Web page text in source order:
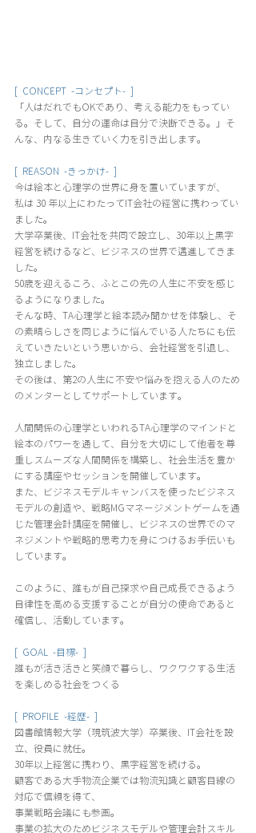
[  CONCEPT  -コンセプト-  ]
「人はだれでもOKであり、考える能力をもってい
る。そして、自分の運命は自分で決断できる。」そ
んな、内なる生きていく力を引き出します。
[  REASON  -きっかけ-  ]
今は絵本と心理学の世界に身を置いていますが、
私は 30 年以上にわたってIT会社の経営に携わってい
ました。
大学卒業後、IT会社を共同で設立し、30年以上黒字
経営を続けるなど、ビジネスの世界で邁進してきま
した。
50歳を迎えるころ、ふとこの先の人生に不安を感じ
るようになりました。
そんな時、TA心理学と絵本読み聞かせを体験し、そ
の素晴らしさを同じように悩んでいる人たちにも伝
えていきたいという思いから、会社経営を引退し、
独立しました。
その後は、第2の人生に不安や悩みを抱える人のため
のメンターとしてサポートしています。
人間関係の心理学といわれるTA心理学のマインドと
絵本のパワーを通して、自分を大切にして他者を尊
重しスムーズな人間関係を構築し、社会生活を豊か
にする講座やセッションを開催しています。
また、ビジネスモデルキャンバスを使ったビジネス
モデルの創造や、戦略MGマネージメントゲームを通
じた管理会計講座を開催し、ビジネスの世界でのマ
ネジメントや戦略的思考力を身につけるお手伝いも
しています。
このように、誰もが自己探求や自己成長できるよう
自律性を高める支援することが自分の使命であると
確信し、活動しています。
[  GOAL  -目標-  ]
誰もが活き活きと笑顔で暮らし、ワクワクする生活
を楽しめる社会をつくる
[  PROFILE  -経歴-  ]
図書館情報大学（現筑波大学）卒業後、IT会社を設
立、役員に就任。
30年以上経営に携わり、黒字経営を続ける。
顧客である大手物流企業では物流知識と顧客目線の
対応で信頼を得て、
事業戦略会議にも参画。
事業の拡大のためビジネスモデルや管理会計スキル